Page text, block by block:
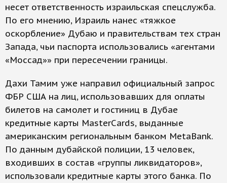
несет ответственность израильская спецслужба.
По его мнению, Израиль нанес «тяжкое
оскорбление» Дубаю и правительствам тех стран
Запада, чьи паспорта использовались «агентами
«Моссад»» при пересечении границы.
Дахи Тамим уже направил официальный запрос
ФБР США на лиц, использовавших для оплаты
билетов на самолет и гостиниц в Дубае
кредитные карты MasterCards, выданные
американским региональным банком MetaBank.
По данным дубайской полиции, 13 человек,
входивших в состав «группы ликвидаторов»,
использовали кредитные карты этого банка. По